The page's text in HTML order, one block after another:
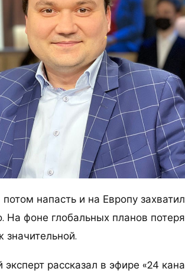
напасть и на Европу
фоне глобальных планов
значительной.
рассказал в эфире «24